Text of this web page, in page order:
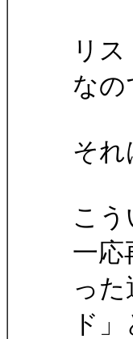
そ
リ
なの
それ
こ
一応
っ
ド